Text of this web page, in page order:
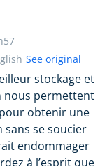
stockage et
nous permettent
obtenir une
sans se soucier
endommager
à l’esprit que
See original